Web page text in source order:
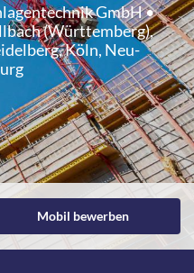
GmbH •
(Württemberg),
Köln, Neu-
Mobil bewerben